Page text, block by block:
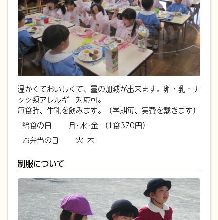
温かくておいしくて、量の加減が出来ます。卵・乳・ナ
ッツ類アレルギー対応可。
毎食時、牛乳を飲みます。（学期毎、実費を戴きます）
給食の日
月･水･金 （1食370円）
お弁当の日
火･木
制服について